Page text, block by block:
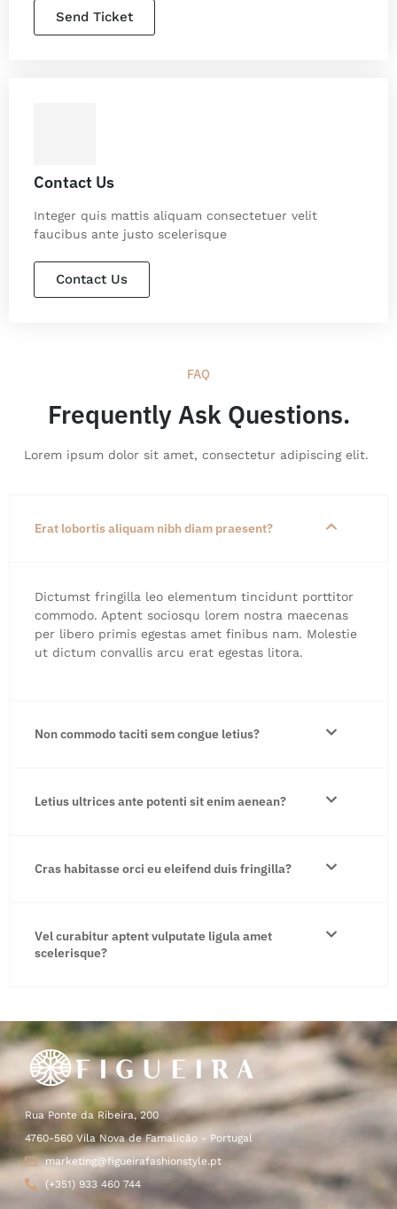
Send Ticket
Contact Us
Integer quis mattis aliquam consectetuer velit
faucibus ante justo scelerisque
Contact Us
FAQ
Frequently Ask Questions.
Lorem ipsum dolor sit amet, consectetur adipiscing elit.
Erat lobortis aliquam nibh diam praesent?
Dictumst fringilla leo elementum tincidunt porttitor
commodo. Aptent sociosqu lorem nostra maecenas
per libero primis egestas amet finibus nam. Molestie
ut dictum convallis arcu erat egestas litora.
Non commodo taciti sem congue letius?
Letius ultrices ante potenti sit enim aenean?
Cras habitasse orci eu eleifend duis fringilla?
Vel curabitur aptent vulputate ligula amet
scelerisque?
Rua Ponte da Ribeira, 200
4760-560 Vila Nova de Famalicão - Portugal
marketing@figueirafashionstyle.pt
(+351) 933 460 744